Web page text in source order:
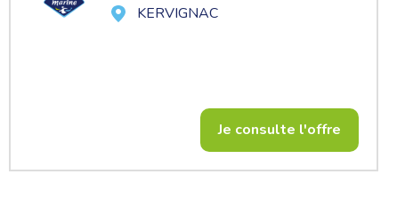
KERVIGNAC
Je consulte l'offre